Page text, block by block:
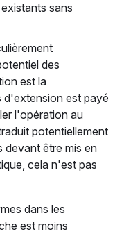
sans
des
est la
d'extension est payé
l'opération au
potentiellement
devant être mis en
cela n'est pas
dans les
est moins